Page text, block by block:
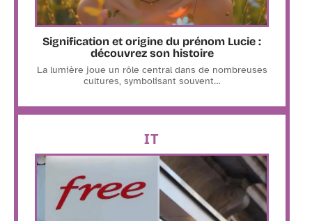
Signification et origine du prénom Lucie :
découvrez son histoire
La lumière joue un rôle central dans de nombreuses
cultures, symbolisant souvent…
IT